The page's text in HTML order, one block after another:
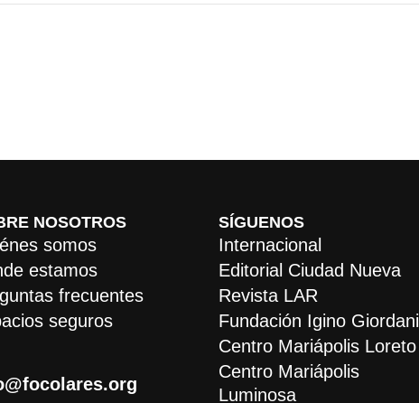
NOSOTROS
somos
estamos
frecuentes
seguros
SÍGUENOS
Internacional
Editorial Ciudad Nueva
Revista LAR
Fundación Igino Giordani
Centro Mariápolis Loreto
Centro Mariápolis
Luminosa